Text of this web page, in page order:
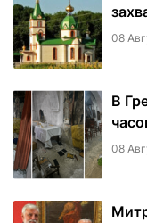
08
В
08